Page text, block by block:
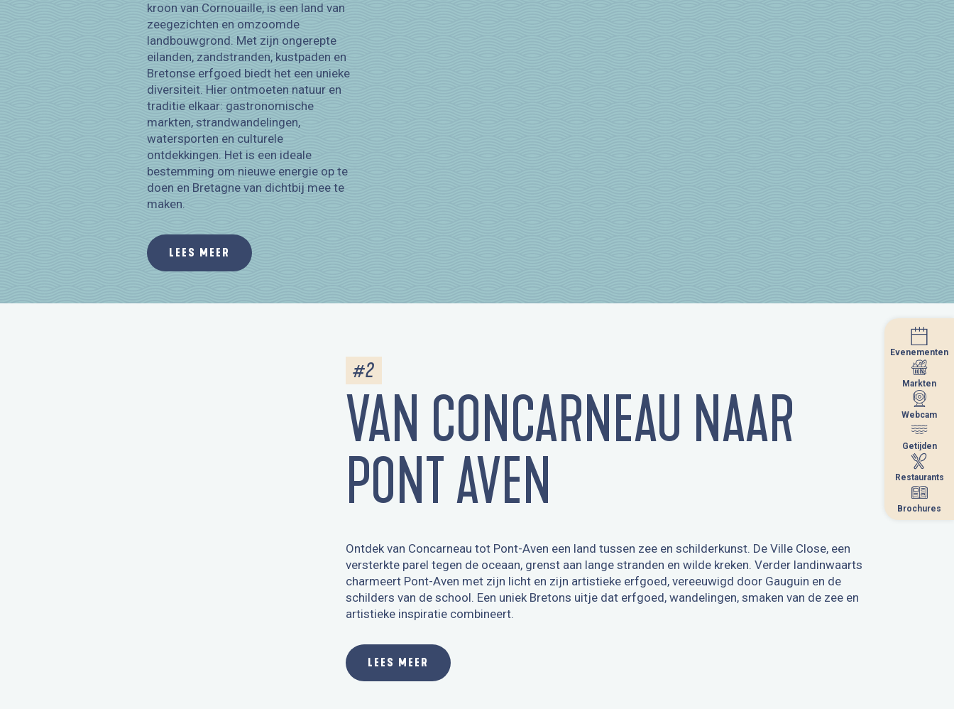
Evenementen
Markten
Webcam
Getijden
Restaurants
Brochures
kroon van Cornouaille, is een land van
zeegezichten en omzoomde
landbouwgrond. Met zijn ongerepte
eilanden, zandstranden, kustpaden en
Bretonse erfgoed biedt het een unieke
diversiteit. Hier ontmoeten natuur en
traditie elkaar: gastronomische
markten, strandwandelingen,
watersporten en culturele
ontdekkingen. Het is een ideale
bestemming om nieuwe energie op te
doen en Bretagne van dichtbij mee te
maken.
LEES MEER
#2
VAN CONCARNEAU NAAR
PONT AVEN
Ontdek van Concarneau tot Pont-Aven een land tussen zee en schilderkunst. De Ville Close, een
versterkte parel tegen de oceaan, grenst aan lange stranden en wilde kreken. Verder landinwaarts
charmeert Pont-Aven met zijn licht en zijn artistieke erfgoed, vereeuwigd door Gauguin en de
schilders van de school. Een uniek Bretons uitje dat erfgoed, wandelingen, smaken van de zee en
artistieke inspiratie combineert.
LEES MEER